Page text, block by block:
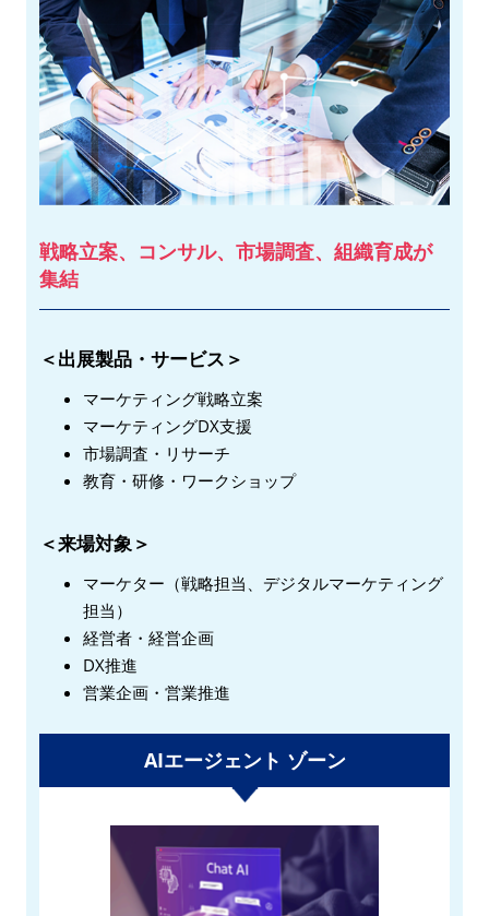
戦略立案、コンサル、市場調査、組織育成が
集結
＜出展製品・サービス＞
マーケティング戦略立案
マーケティングDX支援
市場調査・リサーチ
教育・研修・ワークショップ
＜来場対象＞
マーケター（戦略担当、デジタルマーケティング
担当）
経営者・経営企画
DX推進
営業企画・営業推進
AIエージェント ゾーン